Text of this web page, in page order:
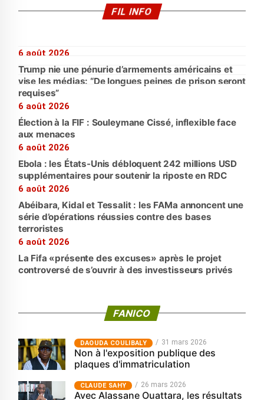
FIL INFO
6 août 2026
Trump nie une pénurie d’armements américains et
vise les médias: “De longues peines de prison seront
requises”
6 août 2026
Élection à la FIF : Souleymane Cissé, inflexible face
aux menaces
6 août 2026
Ebola : les États-Unis débloquent 242 millions USD
supplémentaires pour soutenir la riposte en RDC
6 août 2026
Abéibara, Kidal et Tessalit : les FAMa annoncent une
série d’opérations réussies contre des bases
terroristes
6 août 2026
La Fifa «présente des excuses» après le projet
controversé de s’ouvrir à des investisseurs privés
FANICO
‎DAOUDA COULIBALY 31 mars 2026
Non à l'exposition publique des
plaques d'immatriculation
CLAUDE SAHY 26 mars 2026
Avec Alassane Ouattara, les résultats